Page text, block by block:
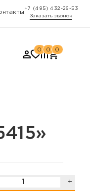
+7 (495) 432-26-53
Заказать звонок
0 0 0
+